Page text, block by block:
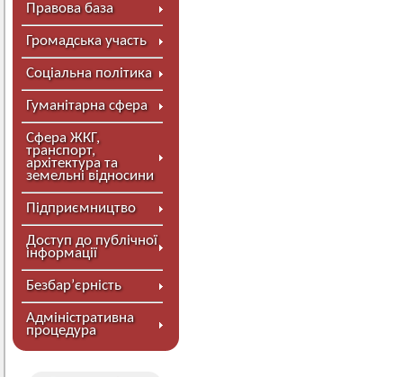
Правова база
Громадська участь
Соціальна політика
Гуманітарна сфера
Сфера ЖКГ,
транспорт,
архітектура та
земельні відносини
Підприємництво
Доступ до публічної
інформації
Безбар’єрність
Адміністративна
процедура